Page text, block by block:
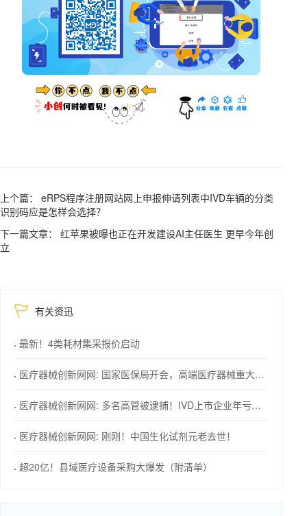
上个篇： eRPS程序注册网站网上申报伸请列表中IVD车辆的分类
识别码应是怎样会选择？
下一篇文章： 红苹果被曝也正在开发建设AI主任医生 更早今年创
立
有关资迅
最新！4类耗材集采报价启动
医疗器械创新网网: 国家医保局开会，高端医疗器械重大利好
医疗器械创新网网: 多名高管被逮捕！IVD上市企业年亏损1576万！
医疗器械创新网网: 刚刚！中国生化试剂元老去世！
超20亿！县域医疗设备采购大爆发（附清单）